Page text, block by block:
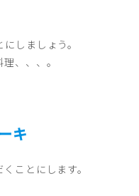
しましょう。
、、、。
キ
ことにします。